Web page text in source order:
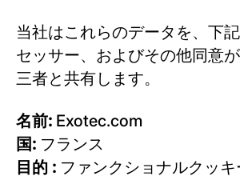
当社はこれらのデータを、下
セッサー、およびその他同意
三者と共有します。
名前: Exotec.com
国: フランス
目的 : ファンクショナルクッキ